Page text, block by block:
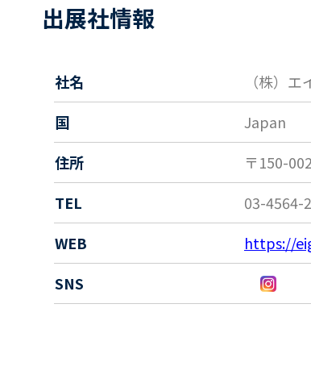
出展社情報
社名
（株）
国
Japan
住所
〒150-
TEL
03-4564-
WEB
https://
SNS